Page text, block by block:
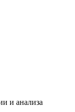
и анализа